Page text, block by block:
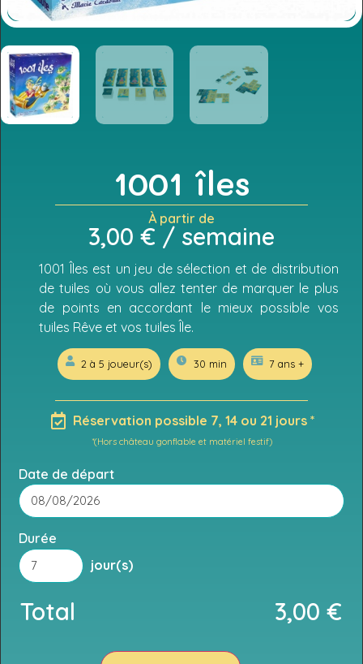
1001 îles
À partir de
3,00 € / semaine
1001 Îles est un jeu de sélection et de distribution
de tuiles où vous allez tenter de marquer le plus
de points en accordant le mieux possible vos
tuiles Rêve et vos tuiles Île.
2 à 5 joueur(s) 30 min 7 ans +
Réservation possible 7, 14 ou 21 jours *
*(Hors château gonflable et matériel festif)
Date de départ
Durée
jour(s)
Total 3,00€